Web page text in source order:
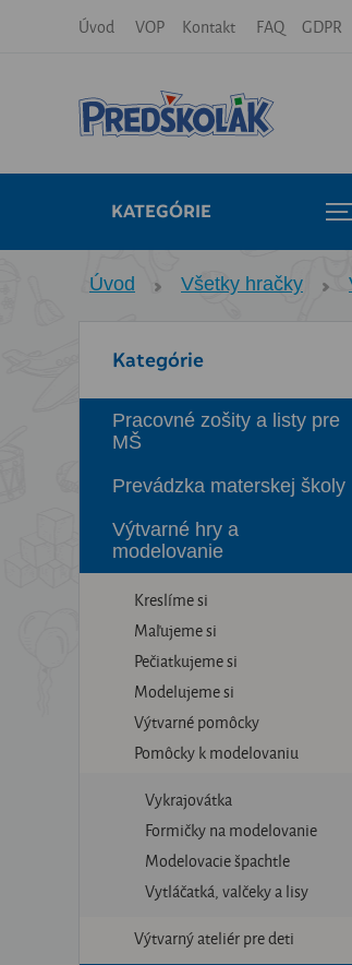
Úvod VOP Kontakt FAQ GDPR
KATEGÓRIE
Úvod Všetky hračky
Kategórie
Pracovné zošity a listy pre
MŠ
Prevádzka materskej školy
Výtvarné hry a
modelovanie
Kreslíme si
Maľujeme si
Pečiatkujeme si
Modelujeme si
Výtvarné pomôcky
Pomôcky k modelovaniu
Vykrajovátka
Formičky na modelovanie
Modelovacie špachtle
Vytláčatká, valčeky a lisy
Výtvarný ateliér pre deti